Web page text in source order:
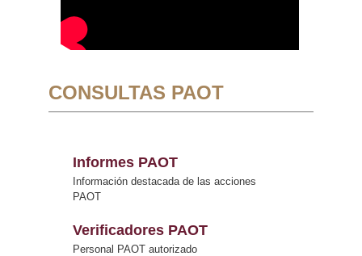
CONSULTAS PAOT
Informes PAOT
Información destacada de las acciones
PAOT
Verificadores PAOT
Personal PAOT autorizado